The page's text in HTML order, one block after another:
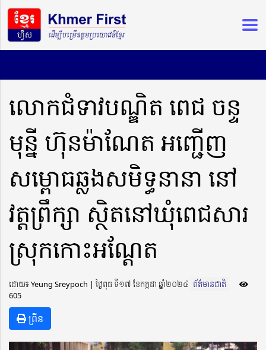
លោកជំទាវបណ្ឌិត ពេជ ចន្ទ
មុន្នី ហ៊ុនម៉ាណែត អញ្ជើញ
សម្ពោធឆ្លងសមិទ្ធនានា នៅ
វត្តព្រឹក្សា ស្ថិតនៅឃុំពេជសារ
ស្រុកកោះអណ្តែត
ដោយ៖ Yeung Sreypoch ​​ | ថ្ងៃពុធ ទី១៧ ខែកក្កដា ឆ្នាំ២០២៤ ព័ត៌មានជាតិ
605
ព្រីន